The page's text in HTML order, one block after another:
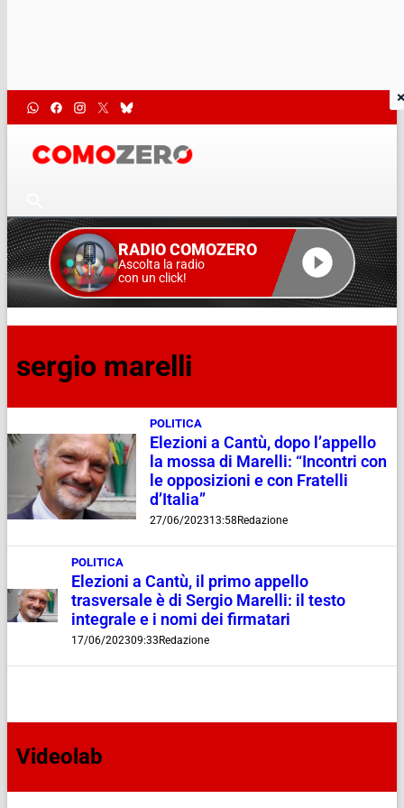
RADIO COMOZERO
Ascolta la radio
con un click!
sergio marelli
POLITICA
Elezioni a Cantù, dopo l’appello
la mossa di Marelli: “Incontri con
le opposizioni e con Fratelli
d’Italia”
27/06/202313:58Redazione
POLITICA
Elezioni a Cantù, il primo appello
trasversale è di Sergio Marelli: il testo
integrale e i nomi dei firmatari
17/06/202309:33Redazione
Videolab